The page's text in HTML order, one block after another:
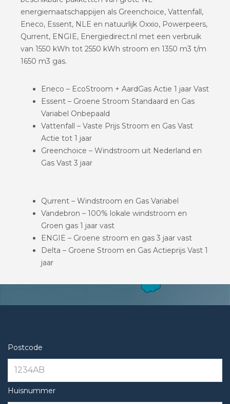
energiemaatschappijen als Greenchoice, Vattenfall,
Eneco, Essent, NLE en natuurlijk Oxxio, Powerpeers,
Qurrent, ENGIE, Energiedirect.nl met een verbruik
van 1550 kWh tot 2550 kWh stroom en 1350 m3 t/m
1650 m3 gas.
Eneco – EcoStroom + AardGas Actie 1 jaar Vast
Essent – Groene Stroom Standaard en Gas
Variabel Onbepaald
Vattenfall – Vaste Prijs Stroom en Gas Vast
Actie tot 1 jaar
Greenchoice – Windstroom uit Nederland en
Gas Vast 3 jaar
Qurrent – Windstroom en Gas Variabel
Vandebron – 100% lokale windstroom en
Groen gas 1 jaar vast
ENGIE – Groene stroom en gas 3 jaar vast
Delta – Groene Stroom en Gas Actieprijs Vast 1
jaar
Postcode
Huisnummer